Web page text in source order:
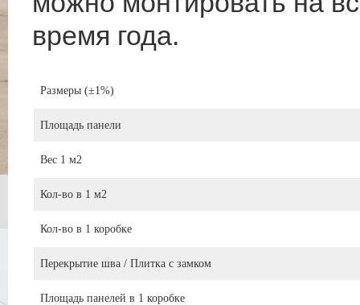
время года.
Размеры (±1%)
Площадь панели
Вес 1 м2
Кол-во в 1 м2
Кол-во в 1 коробке
Перекрытие шва / Плитка с замком
Площадь панелей в 1 коробке